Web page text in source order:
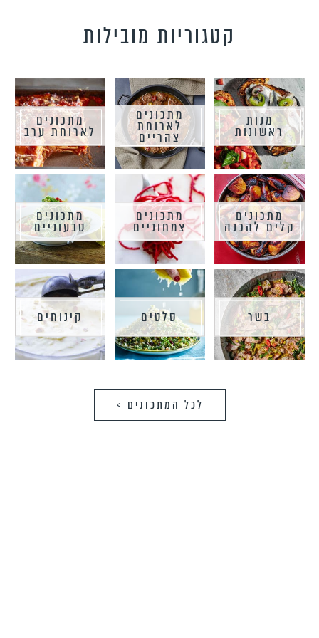
קטגוריות מובילות
מנות
ראשונות
מתכונים
לארוחת
צהריים
מתכונים
לארוחת ערב
מתכונים
קלים להכנה
מתכונים
צמחוניים
מתכונים
טבעוניים
בשר סלטים קינוחים
לכל המתכונים >